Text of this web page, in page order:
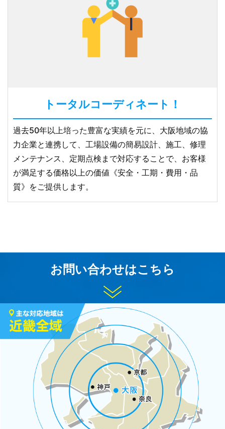
トータルコーディネート！
過去50年以上培った豊富な実績を元に、大阪地域の協
力企業と連携して、工場設備の簡易設計、施工、修理
メンテナンス、定期点検まで対応することで、お客様
が満足する価格以上の価値《安全・工期・費用・品
質》をご提供します。
お問い合わせはこちら